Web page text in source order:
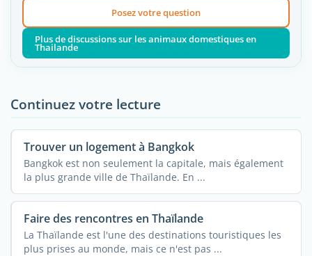
Posez votre question
Plus de discussions sur les animaux domestiques en
Thailande
Continuez votre lecture
Trouver un logement à Bangkok
Bangkok est non seulement la capitale, mais également
la plus grande ville de Thaïlande. En ...
Faire des rencontres en Thaïlande
La Thaïlande est l'une des destinations touristiques les
plus prises au monde, mais ce n'est pas ...